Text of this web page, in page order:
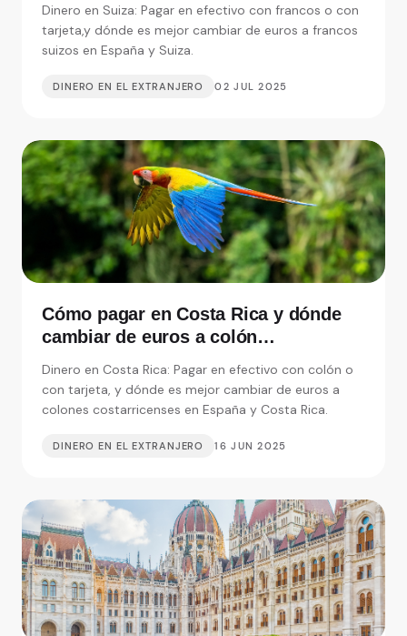
Dinero en Suiza: Pagar en efectivo con francos o con
tarjeta,y dónde es mejor cambiar de euros a francos
suizos en España y Suiza.
DINERO EN EL EXTRANJERO 02 JUL 2025
Cómo pagar en Costa Rica y dónde
cambiar de euros a colón
Dinero en Costa Rica: Pagar en efectivo con colón o
con tarjeta, y dónde es mejor cambiar de euros a
colones costarricenses en España y Costa Rica.
DINERO EN EL EXTRANJERO 16 JUN 2025